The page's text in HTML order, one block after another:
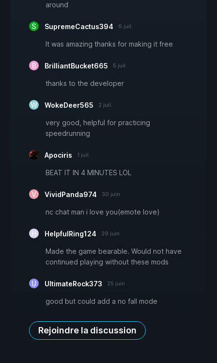
around
SupremeCactus394 6 juil.
It was amazing thanks for making it free
BrilliantBucket665 5 juil.
thanks to the developer
WokeDeer565 2 juil.
very good, helpful for practicing
speedrunning
Apociris 1 juil.
BEAT IT IN 4 MINUTES LOL
VividPanda974 30 juin
nc chat man i love you(emote love)
HelpfulRing124 29 juin
Made the game bearable. Would not have
continued playing without these mods
UltimateRock373 25 juin
good but could add a no fall mode
Rejoindre la discussion